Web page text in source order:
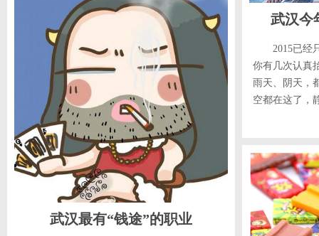
武汉今
2015已经
你有几次认真
雨天、阴天，
空都在这了，
武汉最有“钱途”的职业